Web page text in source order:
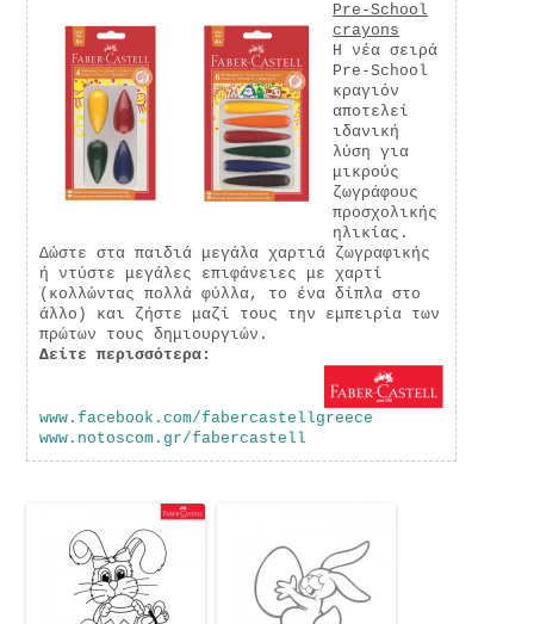
Pre-School
crayons
Η νέα σειρά
Pre-School
κραγιόν
αποτελεί
ιδανική
λύση για
μικρούς
ζωγράφους
προσχολικής
ηλικίας.
Δώστε στα παιδιά μεγάλα χαρτιά ζωγραφικής
ή ντύστε μεγάλες επιφάνειες με χαρτί
(κολλώντας πολλά φύλλα, το ένα δίπλα στο
άλλο) και ζήστε μαζί τους την εμπειρία των
πρώτων τους δημιουργιών.
Δείτε περισσότερα:
www.facebook.com/fabercastellgreece
www.notoscom.gr/fabercastell